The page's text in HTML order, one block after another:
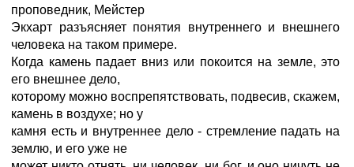
проповедник, Мейстер
Экхарт разъясняет понятия внутреннего и внешнего
человека на таком примере.
Когда камень падает вниз или покоится на земле, это
его внешнее дело,
которому можно воспрепятствовать, подвесив, скажем,
камень в воздухе; но у
камня есть и внутреннее дело - стремление падать на
землю, и его уже не